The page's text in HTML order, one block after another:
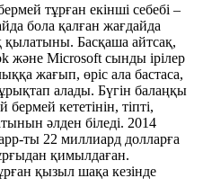
тұрған екінші себебі –
бола қалған жағдайда
Басқаша айтсақ,
және Microsoft сынды ірілер
жағып, өріс ала бастаса,
алады. Бүгін балаңқы
кететінін, тіпті,
әлден біледі. 2014
ты 22 миллиард долларға
қимылдаған.
қызыл шақа кезінде